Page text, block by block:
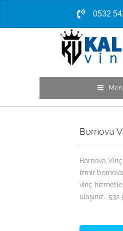
0532
Bornova
izmir
vinç
ulaşınız..
Bornova